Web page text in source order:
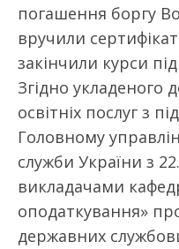
погашення боргу
вручили
закінчили курси
Згідно укладеного
освітніх послуг з
Головному
служби України з
викладачами
оподаткування»
державних